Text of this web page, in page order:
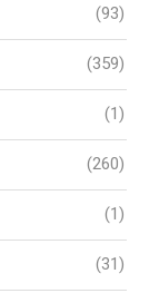
(93)
(359)
(1)
(260)
(1)
(31)